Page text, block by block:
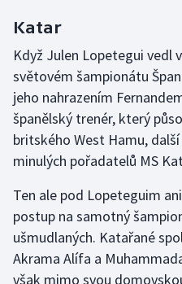
Katar
Když Julen Lopetegui vedl
světovém šampionátu
jeho nahrazením
španělský trenér, který
britského West Hamu,
minulých pořadatelů MS
Ten ale pod Lopeteguim
postup na samotný
ušmudlaných. Katařané
Akrama Alífa a
však mimo svou